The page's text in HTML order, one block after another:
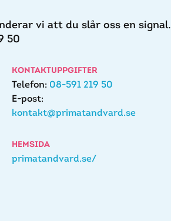
vi att du slår oss en signal.
50
KONTAKTUPPGIFTER
Telefon: 08-591 219 50
E-post:
kontakt@primatandvard.se
HEMSIDA
primatandvard.se/